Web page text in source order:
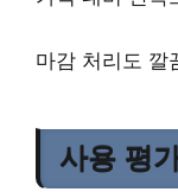
마감 처리도 깔
사용 평